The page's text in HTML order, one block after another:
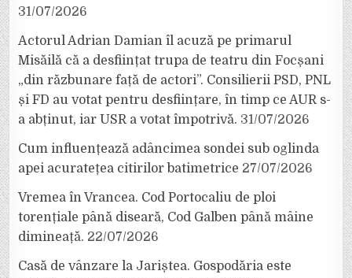
31/07/2026
Actorul Adrian Damian îl acuză pe primarul
Misăilă că a desființat trupa de teatru din Focșani
„din răzbunare față de actori”. Consilierii PSD, PNL
și FD au votat pentru desființare, în timp ce AUR s-
a abținut, iar USR a votat împotrivă. 31/07/2026
Cum influențează adâncimea sondei sub oglinda
apei acuratețea citirilor batimetrice 27/07/2026
Vremea în Vrancea. Cod Portocaliu de ploi
torențiale până diseară, Cod Galben până mâine
dimineață. 22/07/2026
Casă de vânzare la Jariștea. Gospodăria este